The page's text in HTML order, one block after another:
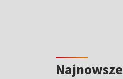
Najnowsze